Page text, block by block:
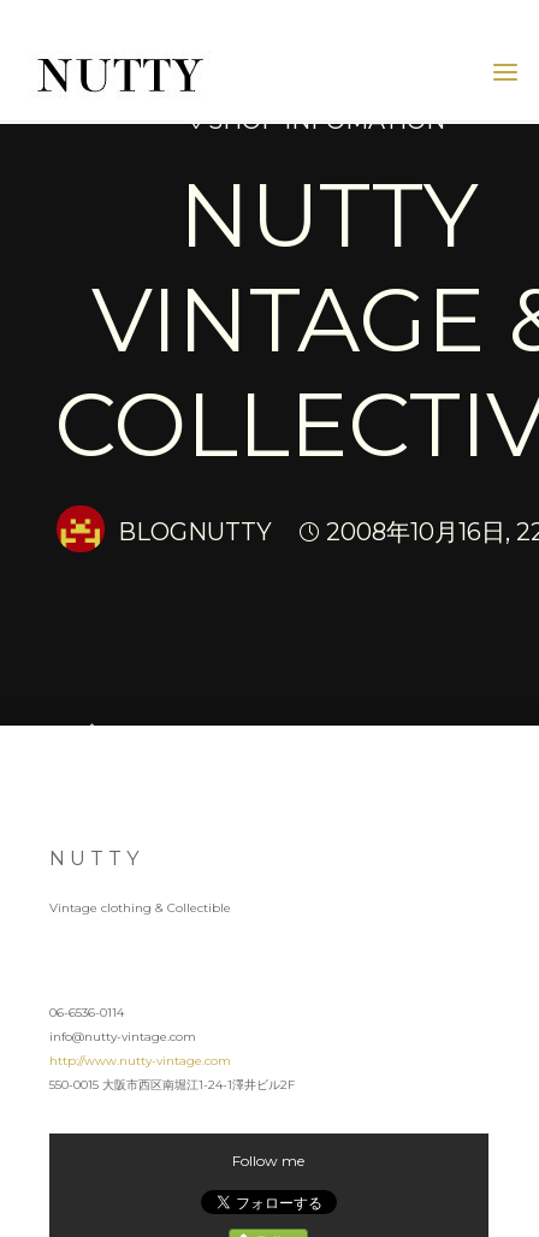
content
NUTTY
NUTTY
◊ SHOP INFOMATION
NUTTY
VINTAGE
BLOGNUTTY 2008年10月16日,
Home
N U T T Y
Vintage clothing & Collectible
06-6536-0114
info@nutty-vintage.com
http://www.nutty-vintage.com
550-0015 大阪市西区南堀江1-24-1澤井ビル2F
Follow me